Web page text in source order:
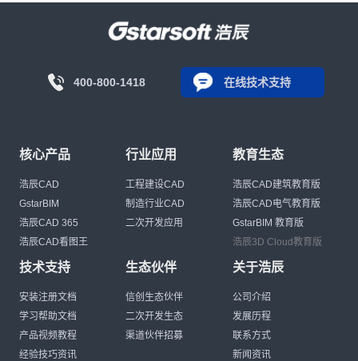
400-800-1418 在线技术支持
核心产品
浩辰CAD
GstarBIM
浩辰CAD 365
浩辰CAD看图王
行业应用
工程建设CAD
制造行业CAD
二次开发应用
教育生态
浩辰CAD建筑教育版
浩辰CAD电气教育版
GstarBIM 教育版
浩辰3D Cloud教育版
技术支持
安装注册文档
学习帮助文档
产品视频教程
经验技巧资讯
生态伙伴
信创生态伙伴
二次开发生态
渠道伙伴招募
关于浩辰
公司介绍
发展历程
联系方式
新闻资讯